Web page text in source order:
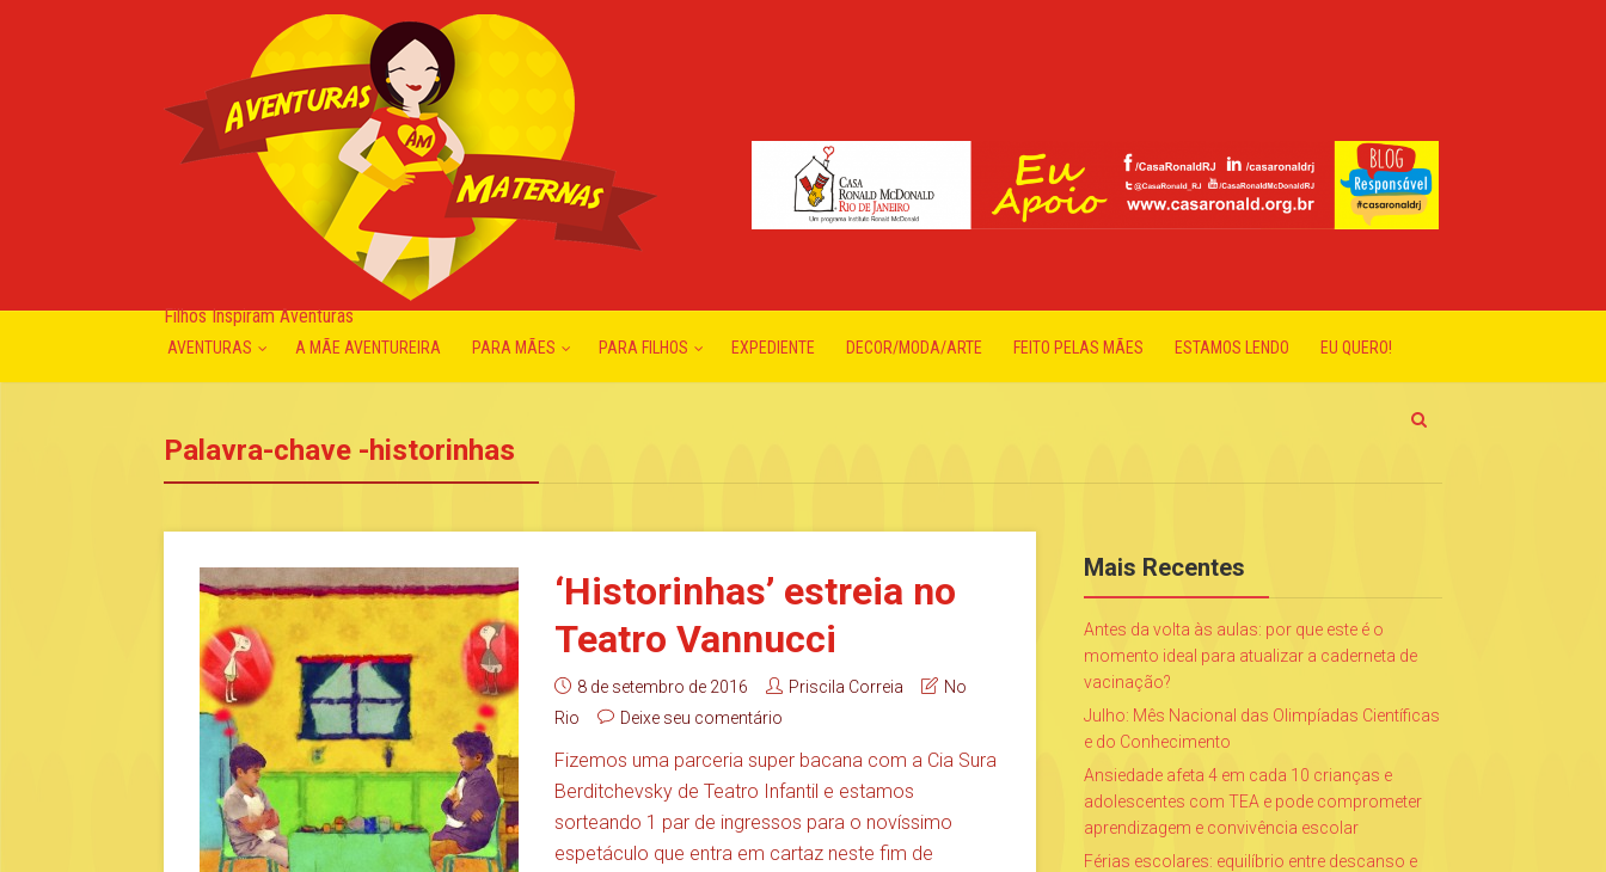
Filhos Inspiram Aventuras
AVENTURAS A MÃE AVENTUREIRA PARA MÃES PARA FILHOS EXPEDIENTE DECOR/MODA/ARTE FEITO PELAS MÃES ESTAMOS LENDO EU QUERO!
Palavra-chave -historinhas
‘Historinhas’ estreia no
Teatro Vannucci
8 de setembro de 2016 Priscila Correia
No
Rio
Deixe seu comentário
Fizemos uma parceria super bacana com a Cia Sura
Berditchevsky de Teatro Infantil e estamos
sorteando 1 par de ingressos para o novíssimo
espetáculo que entra em cartaz neste fim de
Mais Recentes
Antes da volta às aulas: por que este é o
momento ideal para atualizar a caderneta de
vacinação?
Julho: Mês Nacional das Olimpíadas Científicas
e do Conhecimento
Ansiedade afeta 4 em cada 10 crianças e
adolescentes com TEA e pode comprometer
aprendizagem e convivência escolar
Férias escolares: equilíbrio entre descanso e